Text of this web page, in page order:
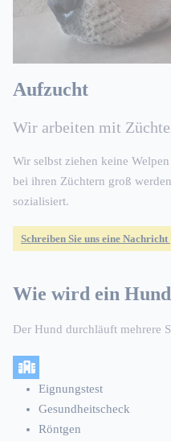
Aufzucht
Wir arbeiten mit
Wir selbst ziehen keine
bei ihren Züchtern groß
sozialisiert.
Schreiben Sie uns eine Nachricht
Wie wird ein
Der Hund durchläuft mehrere
Eignungstest
Gesundheitscheck
Röntgen